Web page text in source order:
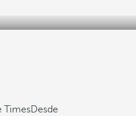
TimesDesde